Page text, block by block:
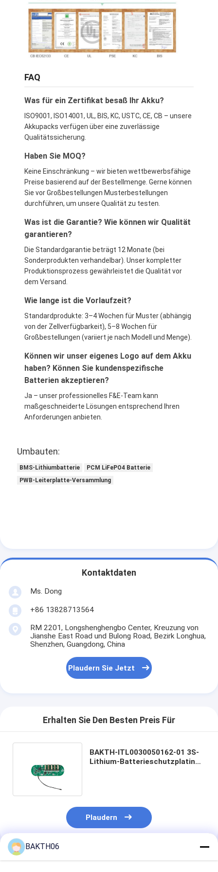
FAQ
Was für ein Zertifikat besaß Ihr Akku?
ISO9001, ISO14001, UL, BIS, KC, USTC, CE, CB – unsere
Akkupacks verfügen über eine zuverlässige
Qualitätssicherung.
Haben Sie MOQ?
Keine Einschränkung – wir bieten wettbewerbsfähige
Preise basierend auf der Bestellmenge. Gerne können
Sie vor Großbestellungen Musterbestellungen
durchführen, um unsere Qualität zu testen.
Was ist die Garantie? Wie können wir Qualität
garantieren?
Die Standardgarantie beträgt 12 Monate (bei
Sonderprodukten verhandelbar). Unser kompletter
Produktionsprozess gewährleistet die Qualität vor
dem Versand.
Wie lange ist die Vorlaufzeit?
Standardprodukte: 3–4 Wochen für Muster (abhängig
von der Zellverfügbarkeit), 5–8 Wochen für
Großbestellungen (variiert je nach Modell und Menge).
Können wir unser eigenes Logo auf dem Akku
haben? Können Sie kundenspezifische
Batterien akzeptieren?
Ja – unser professionelles F&E-Team kann
maßgeschneiderte Lösungen entsprechend Ihren
Anforderungen anbieten.
Umbauten:
BMS-Lithiumbatterie
PCM LiFePO4 Batterie
PWB-Leiterplatte-Versammlung
Kontaktdaten
Ms. Dong
+86 13828713564
RM 2201, Longshenghengbo Center, Kreuzung von
Jianshe East Road und Bulong Road, Bezirk Longhua,
Shenzhen, Guangdong, China
Plaudern Sie Jetzt
Erhalten Sie Den Besten Preis Für
BAKTH-ITL0030050162-01 3S-
Lithium-Batterieschutzplatine
Plaudern
Empfohlene Produkte
BAKTH06